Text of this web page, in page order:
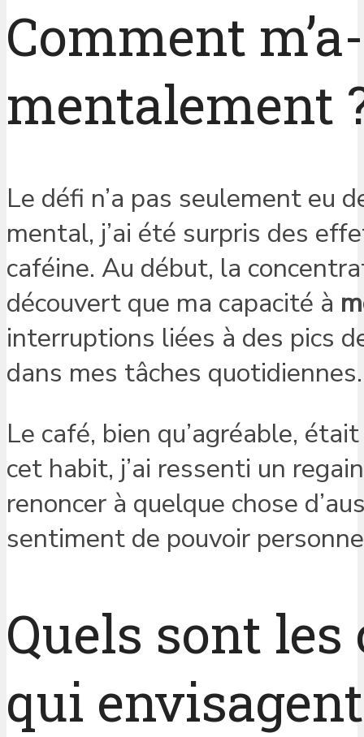
Comment
mentalement
Le défi n’a pas seulement eu
mental, j’ai été surpris des
caféine. Au début, la
découvert que ma capacité à
interruptions liées à des pics
dans mes tâches quotidiennes.
Le café, bien qu’agréable,
cet habit, j’ai ressenti un
renoncer à quelque chose
sentiment de pouvoir
Quels sont
qui